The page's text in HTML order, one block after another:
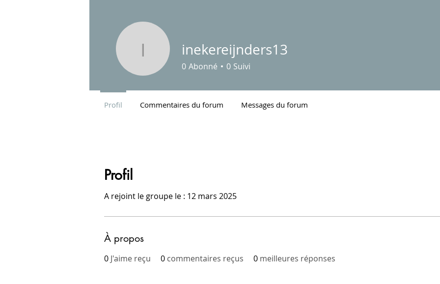
Profil
A rejoint le groupe le : 12 mars 2025
À propos
0 J'aime reçu 0 commentaires reçus 0 meilleures réponses
inekereijnders13
inekereijnders13
0 Abonné 0 Suivi
Profil Commentaires du forum Messages du forum